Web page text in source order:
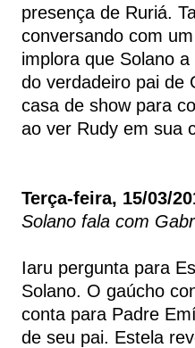
presença de Ruriá.
conversando com
implora que Solano
do verdadeiro pai de
casa de show para
ao ver Rudy em sua
Terça-feira, 15/03/
Solano fala com
Iaru pergunta para
Solano. O gaúcho
conta para Padre
de seu pai. Estela